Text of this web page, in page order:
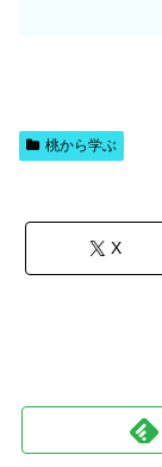
桃から学ぶ
X